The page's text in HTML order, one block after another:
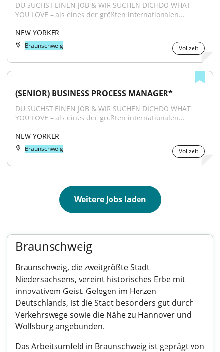
DU SUCHST EINEN JOB & WIR SUCHEN DICHDO WHAT
YOU LOVE – als eines der größten internationalen...
NEW YORKER
Braunschweig Vollzeit
(SENIOR) BUSINESS PROCESS MANAGER*
DU SUCHST EINEN JOB & WIR SUCHEN DICHDO WHAT
YOU LOVE – als eines der größten internationalen...
NEW YORKER
Braunschweig Vollzeit
Weitere Jobs laden
Braunschweig
Braunschweig, die zweitgrößte Stadt
Niedersachsens, vereint historisches Erbe mit
innovativem Geist. Gelegen im Herzen
Deutschlands, ist die Stadt besonders gut durch
Verkehrswege sowie die Nähe zu Hannover und
Wolfsburg angebunden.
Das Arbeitsumfeld in Braunschweig ist geprägt von